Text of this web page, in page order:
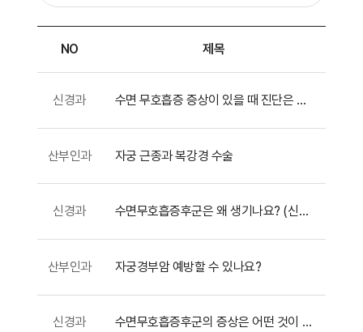
간호간병통합서비스
대리처방
비급여수가
NO 제목
신경과 수면 무호흡증 증상이 있을 때 진단은 어떻게 하나요? (신경과 이원구 교수)
산부인과 자궁 근종과 복강경 수술
신경과 수면무호흡증후군은 왜 생기나요? (신경과 이원구 교수)
산부인과 자궁경부암 예방할 수 있나요?
신경과 수면무호흡증후군의 증상은 어떤 것이 있나요? (신경과 이원구 교수)